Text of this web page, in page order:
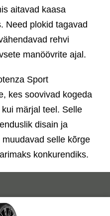
aitavad kaasa
Need plokid tagavad
rehvi
manöövrite ajal.
Sport
kes soovivad kogeda
märjal teel. Selle
disain ja
selle kõrge
konkurendiks.